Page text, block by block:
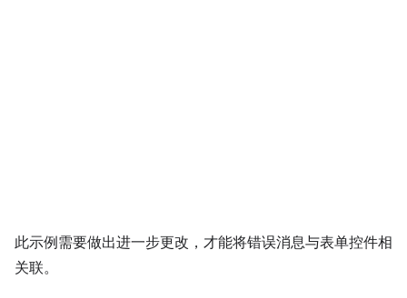
此示例需要做出进一步更改，才能将错误消息与表单控件相
关联。